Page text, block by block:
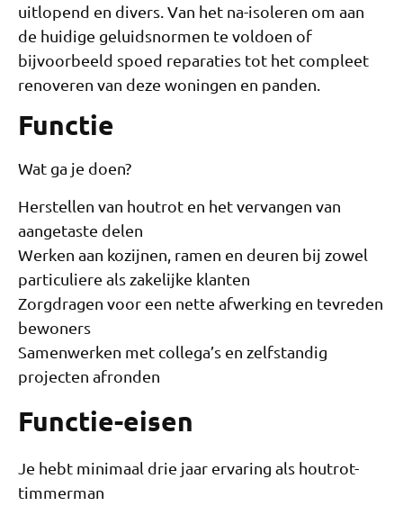
uitlopend en divers. Van het na-isoleren om aan
de huidige geluidsnormen te voldoen of
bijvoorbeeld spoed reparaties tot het compleet
renoveren van deze woningen en panden.
Functie
Wat ga je doen?
Herstellen van houtrot en het vervangen van
aangetaste delen
Werken aan kozijnen, ramen en deuren bij zowel
particuliere als zakelijke klanten
Zorgdragen voor een nette afwerking en tevreden
bewoners
Samenwerken met collega’s en zelfstandig
projecten afronden
Functie-eisen
Je hebt minimaal drie jaar ervaring als houtrot-
timmerman